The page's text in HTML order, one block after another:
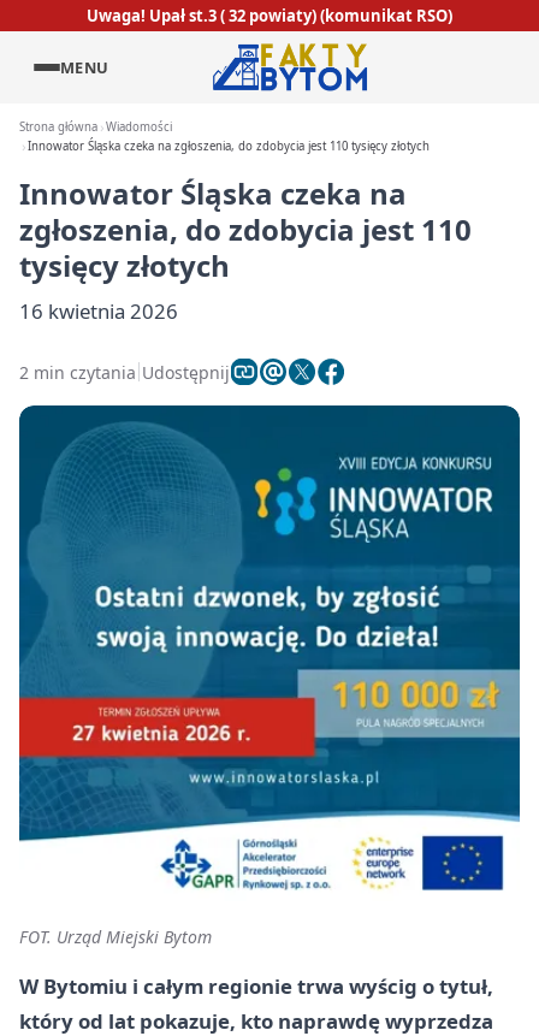
Uwaga! Upał st.3 ( 32 powiaty) (komunikat RSO)
MENU
Strona główna Wiadomości
Innowator Śląska czeka na zgłoszenia, do zdobycia jest 110 tysięcy złotych
Innowator Śląska czeka na
zgłoszenia, do zdobycia jest 110
tysięcy złotych
16 kwietnia 2026
2 min czytania Udostępnij
FOT. Urząd Miejski Bytom
W Bytomiu i całym regionie trwa wyścig o tytuł,
który od lat pokazuje, kto naprawdę wyprzedza